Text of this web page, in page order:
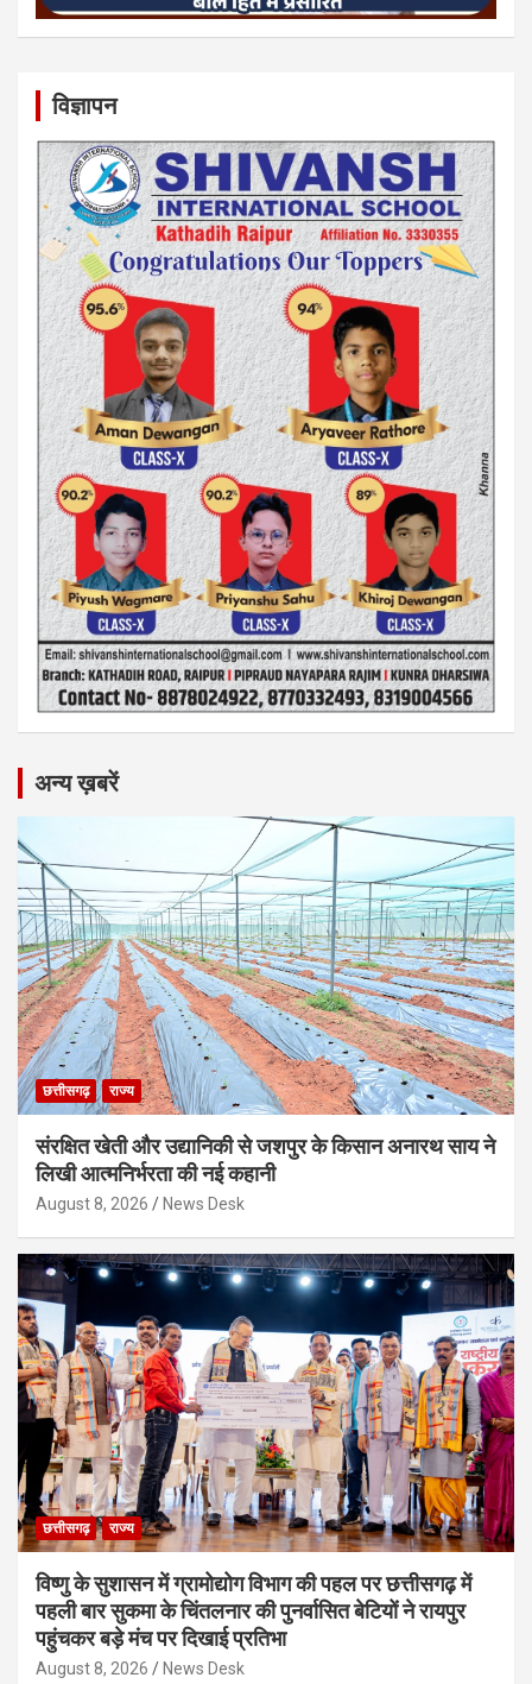
विज्ञापन
अन्य ख़बरें
छत्तीसगढ़ राज्य
संरक्षित खेती और उद्यानिकी से जशपुर के किसान अनारथ साय ने
लिखी आत्मनिर्भरता की नई कहानी
August 8, 2026 News Desk
छत्तीसगढ़ राज्य
विष्णु के सुशासन में ग्रामोद्योग विभाग की पहल पर छत्तीसगढ़ में
पहली बार सुकमा के चिंतलनार की पुनर्वासित बेटियों ने रायपुर
पहुंचकर बड़े मंच पर दिखाई प्रतिभा
August 8, 2026 News Desk